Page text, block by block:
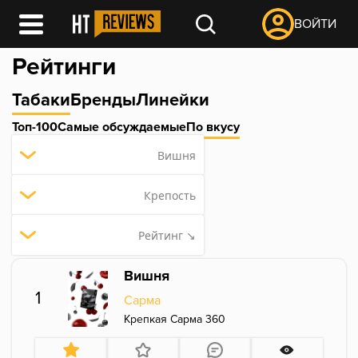
ВОЙТИ
Рейтинги
ТабакиБрендыЛинейки
Топ-100Самые обсуждаемыеПо вкусу
Вишня
Крепость
Рейтинг ↘
1
Вишня
Сарма
Крепкая Сарма 360